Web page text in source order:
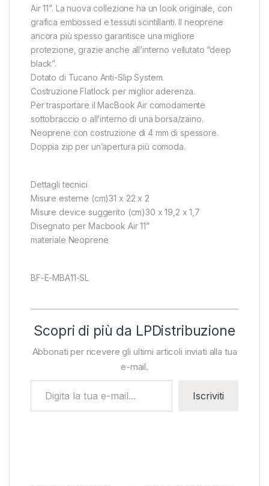
Air 11”. La nuova collezione ha un look originale, con
grafica embossed e tessuti scintillanti. Il neoprene
ancora più spesso garantisce una migliore
protezione, grazie anche all’interno vellutato “deep
black”.
Dotato di Tucano Anti-Slip System.
Costruzione Flatlock per miglior aderenza.
Per trasportare il MacBook Air comodamente
sottobraccio o all’interno di una borsa/zaino.
Neoprene con costruzione di 4 mm di spessore.
Doppia zip per un’apertura più comoda.
Dettagli tecnici
Misure esterne (cm)31 x 22 x 2
Misure device suggerito (cm)30 x 19,2 x 1,7
Disegnato per Macbook Air 11”
materiale Neoprene
BF-E-MBA11-SL
Scopri di più da LPDistribuzione
Abbonati per ricevere gli ultimi articoli inviati alla tua
e-mail.
Iscriviti